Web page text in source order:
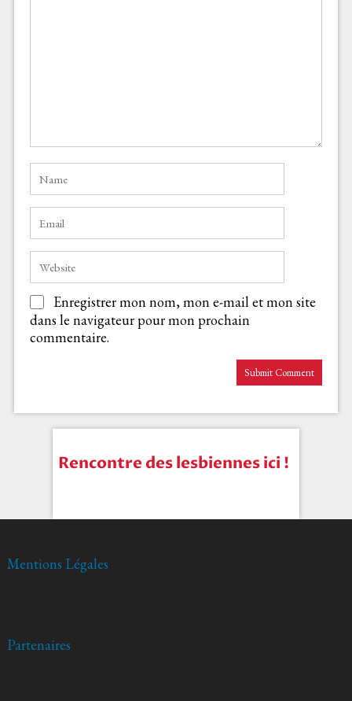
Enregistrer mon nom, mon e-mail et mon site
dans le navigateur pour mon prochain
commentaire.
Rencontre des lesbiennes ici !
Mentions Légales
Partenaires